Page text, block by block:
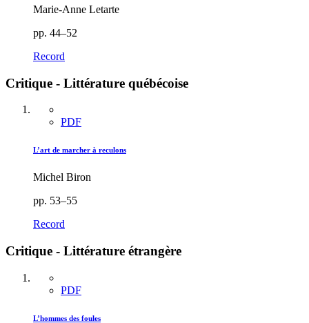
Marie-Anne Letarte
pp. 44–52
Record
Critique - Littérature québécoise
PDF
L’art de marcher à reculons
Michel Biron
pp. 53–55
Record
Critique - Littérature étrangère
PDF
L’hommes des foules